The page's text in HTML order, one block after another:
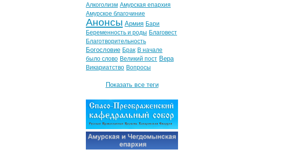
Алкоголизм Амурская епархия
Амурское благочиние
Анонсы Армия Бари
Беременность и роды Благовест
Благотворительность
Богословие Брак В начале
было слово Великий пост Вера
Викариатство Вопросы
Показать все теги